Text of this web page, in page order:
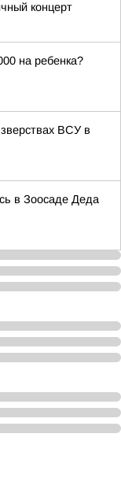
концерт
на ребенка?
ВСУ в
в Зоосаде Деда